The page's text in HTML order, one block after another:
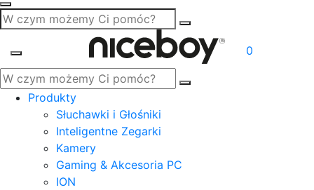
0
Produkty
Słuchawki i Głośniki
Inteligentne Zegarki
Kamery
Gaming & Akcesoria PC
ION